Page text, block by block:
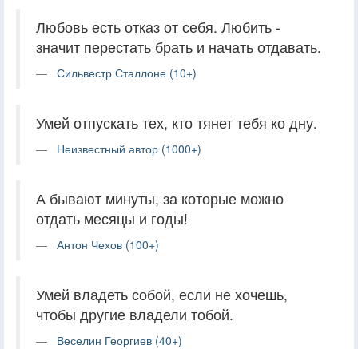
Любовь есть отказ от себя. Любить -
значит перестать брать и начать отдавать.
Сильвестр Сталлоне (10+)
Умей отпускать тех, кто тянет тебя ко дну.
Неизвестный автор (1000+)
А бывают минуты, за которые можно
отдать месяцы и годы!
Антон Чехов (100+)
Умей владеть собой, если не хочешь,
чтобы другие владели тобой.
Веселин Георгиев (40+)